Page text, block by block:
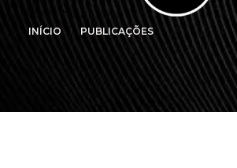
INÍCIO PUBLICAÇÕES